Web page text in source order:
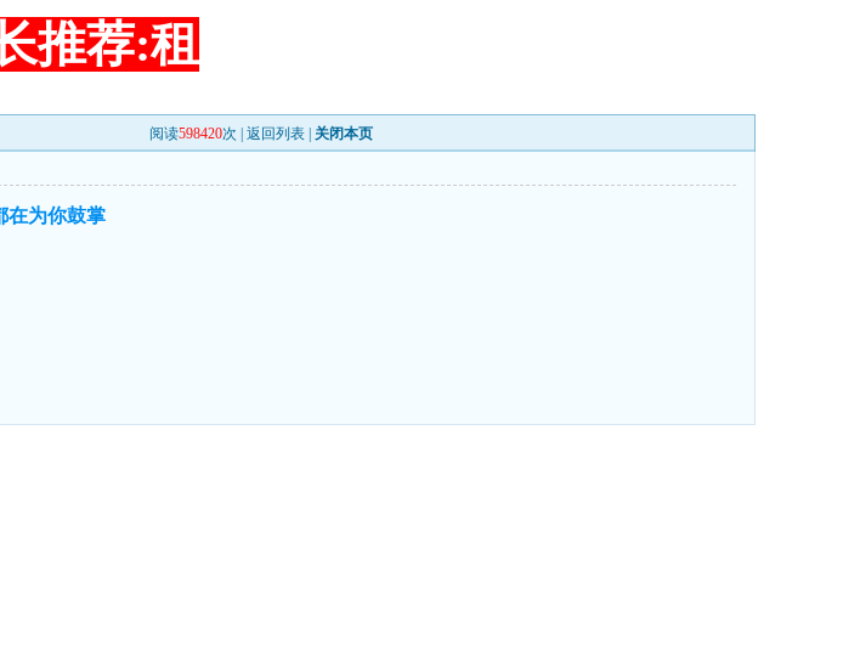
推荐:租
阅读598420次 | 返回列表 关闭本页
在为你鼓掌